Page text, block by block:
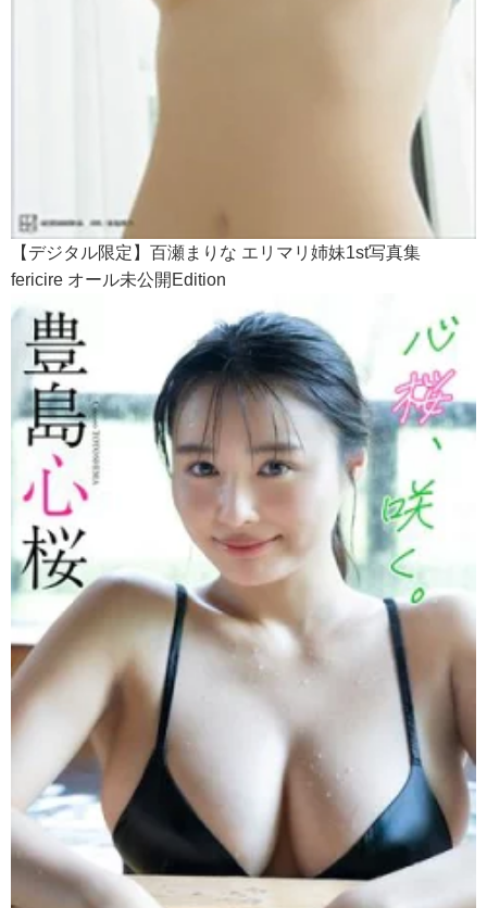
【デジタル限定】百瀬まりな エリマリ姉妹1st写真集
fericire オール未公開Edition